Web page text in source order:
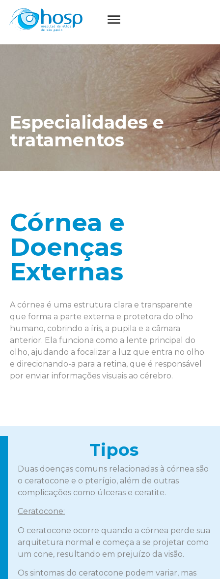
Especialidades e
tratamentos
Córnea e
Doenças
Externas
A córnea é uma estrutura clara e transparente
que forma a parte externa e protetora do olho
humano, cobrindo a íris, a pupila e a câmara
anterior. Ela funciona como a lente principal do
olho, ajudando a focalizar a luz que entra no olho
e direcionando-a para a retina, que é responsável
por enviar informações visuais ao cérebro.
Tipos
Duas doenças comuns relacionadas à córnea são
o ceratocone e o pterígio, além de outras
complicações como úlceras e ceratite.
Ceratocone:
O ceratocone ocorre quando a córnea perde sua
arquitetura normal e começa a se projetar como
um cone, resultando em prejuízo da visão.
Os sintomas do ceratocone podem variar, mas